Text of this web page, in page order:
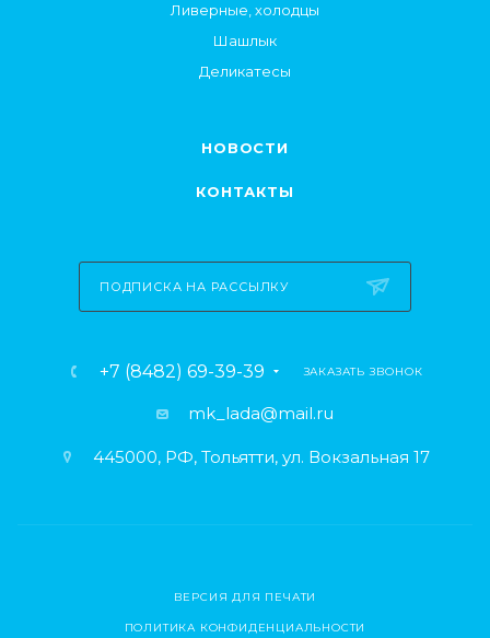
Ливерные, холодцы
Шашлык
Деликатесы
НОВОСТИ
КОНТАКТЫ
ПОДПИСКА НА РАССЫЛКУ
+7 (8482) 69-39-39 ЗАКАЗАТЬ ЗВОНОК
mk_lada@mail.ru
445000, РФ, Тольятти, ул. Вокзальная 17
ВЕРСИЯ ДЛЯ ПЕЧАТИ
ПОЛИТИКА КОНФИДЕНЦИАЛЬНОСТИ